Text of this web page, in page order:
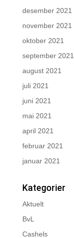
desember 2021
november 2021
oktober 2021
september 2021
august 2021
juli 2021
juni 2021
mai 2021
april 2021
februar 2021
januar 2021
Kategorier
Aktuelt
BvL
Cashels